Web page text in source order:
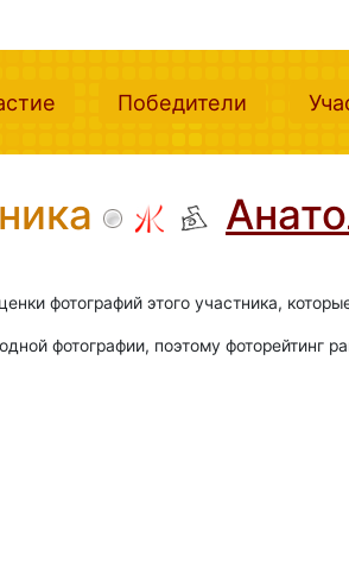
(current)Победители (current)
фотографий этого участника,
фотографии, поэтому фоторейтинг